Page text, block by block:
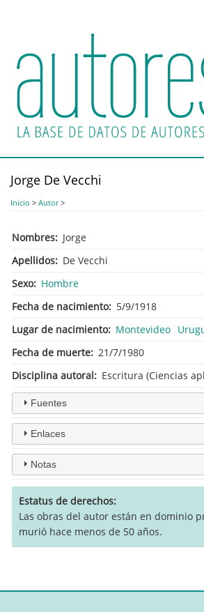
principal
Jorge De Vecchi
Inicio > Autor>
Nombres
Jorge
Apellidos
De Vecchi
Sexo
Hombre
Fecha de nacimiento
5/9/1918
Lugar de nacimiento
Montevideo
Fecha de muerte
21/7/1980
Disciplina autoral
Escritura (Ciencias
Fuentes
Enlaces
Notas
Estatus de derechos
Las obras del autor están en dominio
murió hace menos de 50 años.